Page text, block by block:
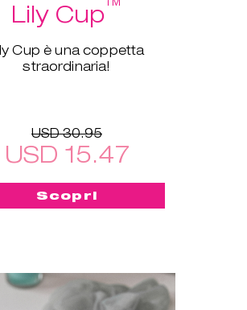
Lily Cup™
Cup è una coppetta
straordinaria!
USD 30.95
USD 15.47
Scopri